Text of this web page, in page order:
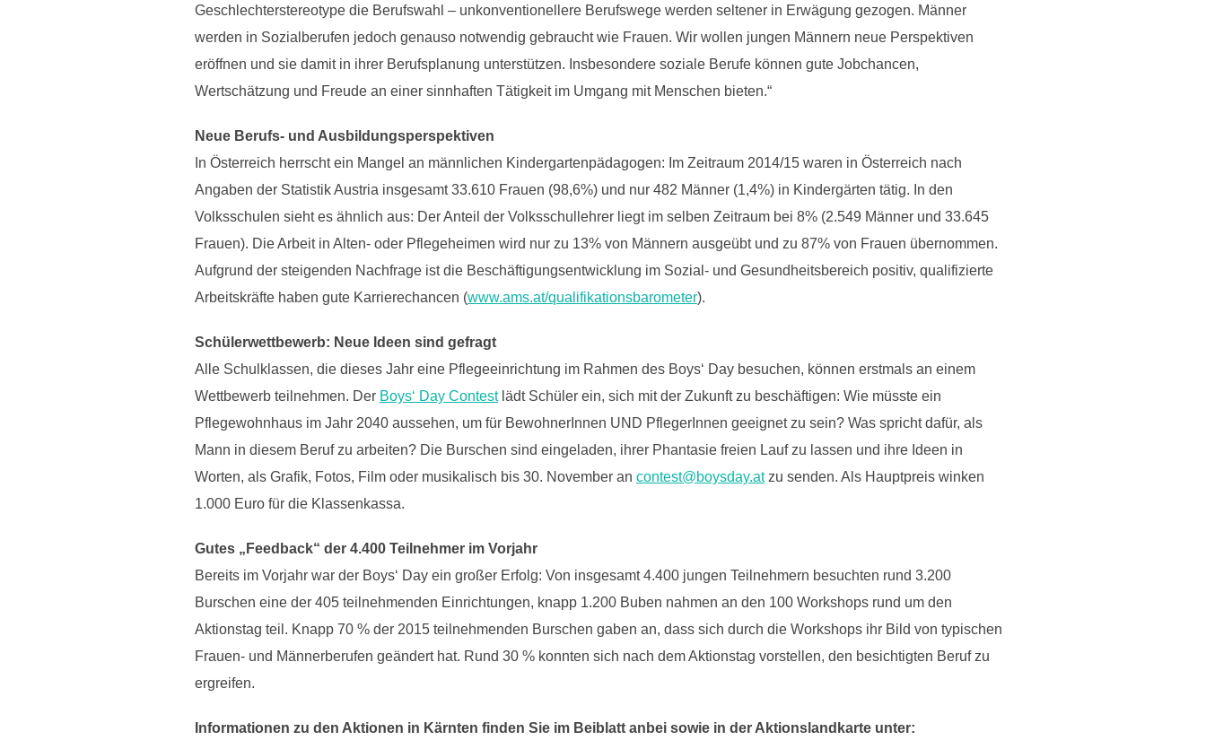
Geschlechterstereotype die Berufswahl – unkonventionellere Berufswege werden seltener in Erwägung gezogen. Männer
werden in Sozialberufen jedoch genauso notwendig gebraucht wie Frauen. Wir wollen jungen Männern neue Perspektiven
eröffnen und sie damit in ihrer Berufsplanung unterstützen. Insbesondere soziale Berufe können gute Jobchancen,
Wertschätzung und Freude an einer sinnhaften Tätigkeit im Umgang mit Menschen bieten.“
Neue Berufs- und Ausbildungsperspektiven
In Österreich herrscht ein Mangel an männlichen Kindergartenpädagogen: Im Zeitraum 2014/15 waren in Österreich nach
Angaben der Statistik Austria insgesamt 33.610 Frauen (98,6%) und nur 482 Männer (1,4%) in Kindergärten tätig. In den
Volksschulen sieht es ähnlich aus: Der Anteil der Volksschullehrer liegt im selben Zeitraum bei 8% (2.549 Männer und 33.645
Frauen). Die Arbeit in Alten- oder Pflegeheimen wird nur zu 13% von Männern ausgeübt und zu 87% von Frauen übernommen.
Aufgrund der steigenden Nachfrage ist die Beschäftigungsentwicklung im Sozial- und Gesundheitsbereich positiv, qualifizierte
Arbeitskräfte haben gute Karrierechancen (www.ams.at/qualifikationsbarometer).
Schülerwettbewerb: Neue Ideen sind gefragt
Alle Schulklassen, die dieses Jahr eine Pflegeeinrichtung im Rahmen des Boys‘ Day besuchen, können erstmals an einem
Wettbewerb teilnehmen. Der Boys‘ Day Contestlädt Schüler ein, sich mit der Zukunft zu beschäftigen: Wie müsste ein
Pflegewohnhaus im Jahr 2040 aussehen, um für BewohnerInnen UND PflegerInnen geeignet zu sein? Was spricht dafür, als
Mann in diesem Beruf zu arbeiten? Die Burschen sind eingeladen, ihrer Phantasie freien Lauf zu lassen und ihre Ideen in
Worten, als Grafik, Fotos, Film oder musikalisch bis 30. November an contest@boysday.atzu senden. Als Hauptpreis winken
1.000 Euro für die Klassenkassa.
Gutes „Feedback“ der 4.400 Teilnehmer im Vorjahr
Bereits im Vorjahr war der Boys‘ Day ein großer Erfolg: Von insgesamt 4.400 jungen Teilnehmern besuchten rund 3.200
Burschen eine der 405 teilnehmenden Einrichtungen, knapp 1.200 Buben nahmen an den 100 Workshops rund um den
Aktionstag teil. Knapp 70 % der 2015 teilnehmenden Burschen gaben an, dass sich durch die Workshops ihr Bild von typischen
Frauen- und Männerberufen geändert hat. Rund 30 % konnten sich nach dem Aktionstag vorstellen, den besichtigten Beruf zu
ergreifen.
Informationen zu den Aktionen in Kärnten finden Sie im Beiblatt anbei sowie in der Aktionslandkarte unter: